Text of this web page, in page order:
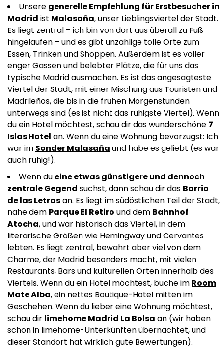
Unsere generelle Empfehlung für Erstbesucher in
Madrid ist Malasaña, unser Lieblingsviertel der Stadt.
Es liegt zentral – ich bin von dort aus überall zu Fuß
hingelaufen – und es gibt unzählige tolle Orte zum
Essen, Trinken und Shoppen. Außerdem ist es voller
enger Gassen und belebter Plätze, die für uns das
typische Madrid ausmachen. Es ist das angesagteste
Viertel der Stadt, mit einer Mischung aus Touristen und
Madrileños, die bis in die frühen Morgenstunden
unterwegs sind (es ist nicht das ruhigste Viertel). Wenn
du ein Hotel möchtest, schau dir das wunderschöne 7
Islas Hotel an. Wenn du eine Wohnung bevorzugst: Ich
war im Sonder Malasaña und habe es geliebt (es war
auch ruhig!).
Wenn du eine etwas günstigere und dennoch
zentrale Gegend suchst, dann schau dir das Barrio
de las Letrasan. Es liegt im südöstlichen Teil der Stadt,
nahe dem Parque El Retiro und dem Bahnhof
Atocha, und war historisch das Viertel, in dem
literarische Größen wie Hemingway und Cervantes
lebten. Es liegt zentral, bewahrt aber viel von dem
Charme, der Madrid besonders macht, mit vielen
Restaurants, Bars und kulturellen Orten innerhalb des
Viertels. Wenn du ein Hotel möchtest, buche im Room
Mate Alba, ein nettes Boutique-Hotel mitten im
Geschehen. Wenn du lieber eine Wohnung möchtest,
schau dir limehome Madrid La Bolsa an (wir haben
schon in limehome-Unterkünften übernachtet, und
dieser Standort hat wirklich gute Bewertungen).